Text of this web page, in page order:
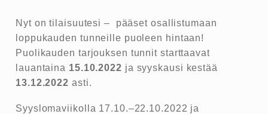
Nyt on tilaisuutesi – pääset osallistumaan
loppukauden tunneille puoleen hintaan!
Puolikauden tarjouksen tunnit starttaavat
lauantaina 15.10.2022 ja syyskausi kestää
13.12.2022 asti.
Syyslomaviikolla 17.10.–22.10.2022 ja